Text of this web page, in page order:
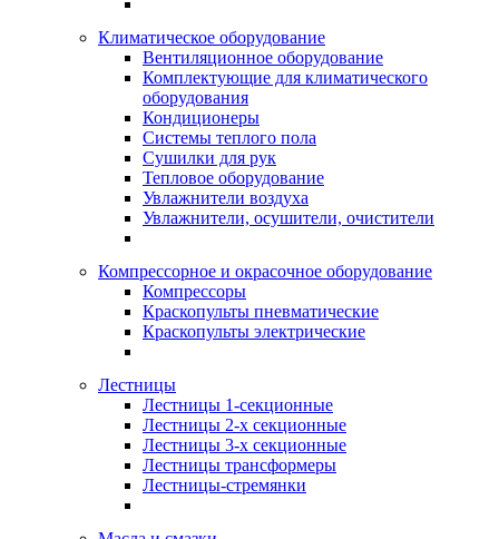
Климатическое оборудование
Вентиляционное оборудование
Комплектующие для климатического
оборудования
Кондиционеры
Системы теплого пола
Сушилки для рук
Тепловое оборудование
Увлажнители воздуха
Увлажнители, осушители, очистители
Компрессорное и окрасочное оборудование
Компрессоры
Краскопульты пневматические
Краскопульты электрические
Лестницы
Лестницы 1-секционные
Лестницы 2-х секционные
Лестницы 3-х секционные
Лестницы трансформеры
Лестницы-стремянки